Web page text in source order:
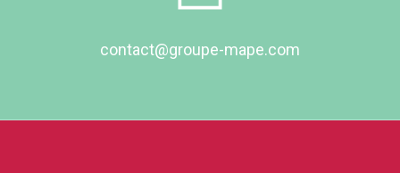
contact@groupe-mape.com